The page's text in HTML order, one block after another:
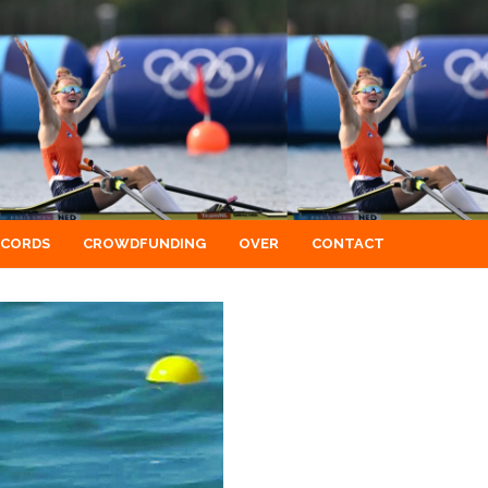
CROWDFUNDING OVER CONTACT